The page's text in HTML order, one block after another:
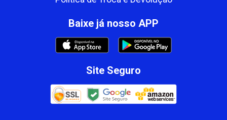
Baixe já nosso APP
Site Seguro